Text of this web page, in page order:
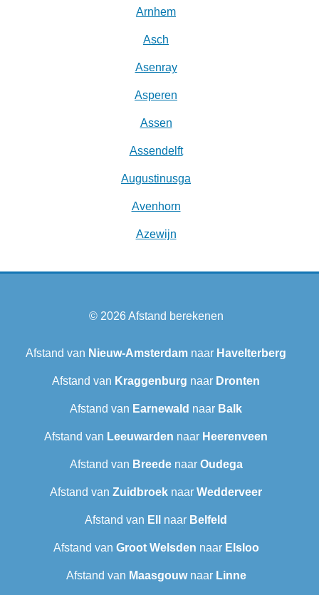
Arnhem
Asch
Asenray
Asperen
Assen
Assendelft
Augustinusga
Avenhorn
Azewijn
© 2026Afstand berekenen
Afstand van Nieuw-Amsterdam naar Havelterberg
Afstand van Kraggenburg naar Dronten
Afstand van Earnewald naar Balk
Afstand van Leeuwarden naar Heerenveen
Afstand van Breedenaar Oudega
Afstand van Zuidbroek naar Wedderveer
Afstand van Ell naar Belfeld
Afstand van Groot Welsden naar Elsloo
Afstand van Maasgouwnaar Linne